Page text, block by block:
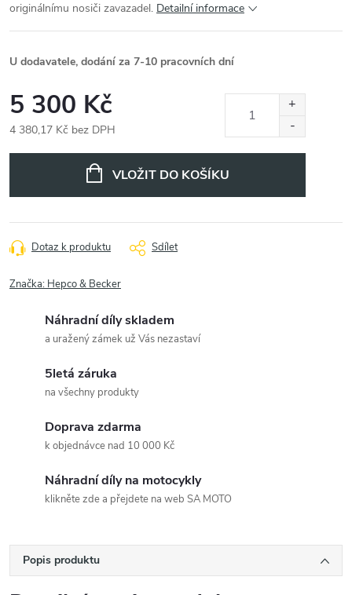
originálnímu nosiči zavazadel. Detailní informace
U dodavatele, dodání za 7-10 pracovních dní
5 300 Kč
4 380,17 Kč bez DPH
VLOŽIT DO KOŠÍKU
Dotaz k produktu Sdílet
Značka: Hepco & Becker
Náhradní díly skladem
a uražený zámek už Vás nezastaví
5letá záruka
na všechny produkty
Doprava zdarma
k objednávce nad 10 000 Kč
Náhradní díly na motocykly
klikněte zde a přejdete na web SA MOTO
Popis produktu